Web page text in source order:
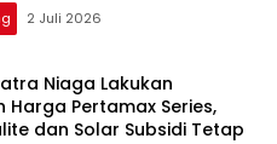
2 Juli 2026
Niaga Lakukan
Harga Pertamax Series,
dan Solar Subsidi Tetap